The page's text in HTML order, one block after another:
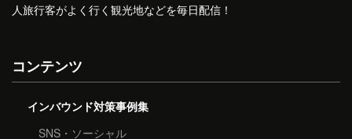
人旅行客がよく行く観光地などを毎日配信！
コンテンツ
インバウンド対策事例集
SNS・ソーシャル